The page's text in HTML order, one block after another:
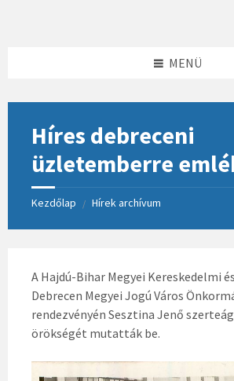
MENÜ
Híres debreceni
üzletemberre
Kezdőlap / Hírek archívum
A Hajdú-Bihar Megyei Kereskedelmi
Debrecen Megyei Jogú Város
rendezvényén Sesztina Jenő
örökségét mutatták be.